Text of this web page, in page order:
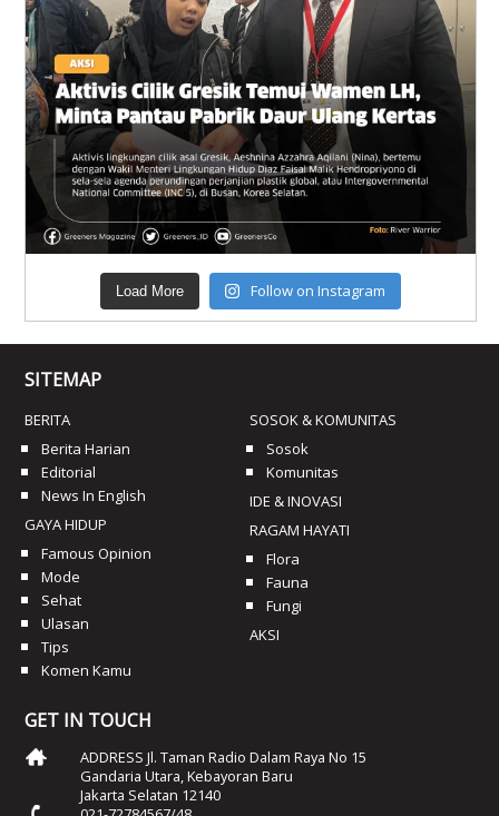
Load More Follow on Instagram
SITEMAP
BERITA
Berita Harian
Editorial
News In English
GAYA HIDUP
Famous Opinion
Mode
Sehat
Ulasan
Tips
Komen Kamu
SOSOK & KOMUNITAS
Sosok
Komunitas
IDE & INOVASI
RAGAM HAYATI
Flora
Fauna
Fungi
AKSI
GET IN TOUCH
ADDRESS Jl. Taman Radio Dalam Raya No 15
Gandaria Utara, Kebayoran Baru
Jakarta Selatan 12140